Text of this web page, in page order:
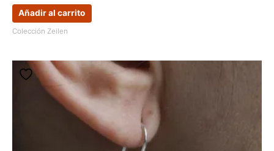
Añadir al carrito
Colección Zeilen